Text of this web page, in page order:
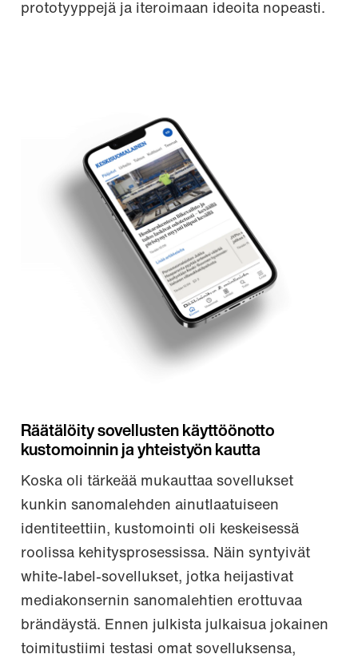
prototyyppejä ja iteroimaan ideoita nopeasti.
Räätälöity sovellusten käyttöönotto
kustomoinnin ja yhteistyön kautta
Koska oli tärkeää mukauttaa sovellukset
kunkin sanomalehden ainutlaatuiseen
identiteettiin, kustomointi oli keskeisessä
roolissa kehitysprosessissa. Näin syntyivät
white-label-sovellukset, jotka heijastivat
mediakonsernin sanomalehtien erottuvaa
brändäystä. Ennen julkista julkaisua jokainen
toimitustiimi testasi omat sovelluksensa,